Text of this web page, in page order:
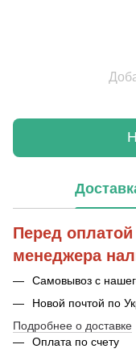
Перед оплатой
менеджера
Самовывоз с
Новой почтой по
Подробнее о доставке
Оплата по счету